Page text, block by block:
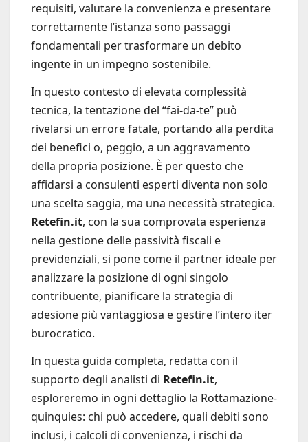
requisiti, valutare la convenienza e presentare
correttamente l’istanza sono passaggi
fondamentali per trasformare un debito
ingente in un impegno sostenibile.
In questo contesto di elevata complessità
tecnica, la tentazione del “fai-da-te” può
rivelarsi un errore fatale, portando alla perdita
dei benefici o, peggio, a un aggravamento
della propria posizione. È per questo che
affidarsi a consulenti esperti diventa non solo
una scelta saggia, ma una necessità strategica.
Retefin.it, con la sua comprovata esperienza
nella gestione delle passività fiscali e
previdenziali, si pone come il partner ideale per
analizzare la posizione di ogni singolo
contribuente, pianificare la strategia di
adesione più vantaggiosa e gestire l’intero iter
burocratico.
In questa guida completa, redatta con il
supporto degli analisti di Retefin.it,
esploreremo in ogni dettaglio la Rottamazione-
quinquies: chi può accedere, quali debiti sono
inclusi, i calcoli di convenienza, i rischi da